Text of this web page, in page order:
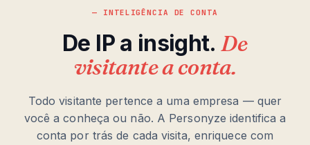
— INTELIGÊNCIA DE CONTA
De IP a insight.De
visitante a conta.
Todo visitante pertence a uma empresa — quer
você a conheça ou não. A Personyze identifica a
conta por trás de cada visita, enriquece com